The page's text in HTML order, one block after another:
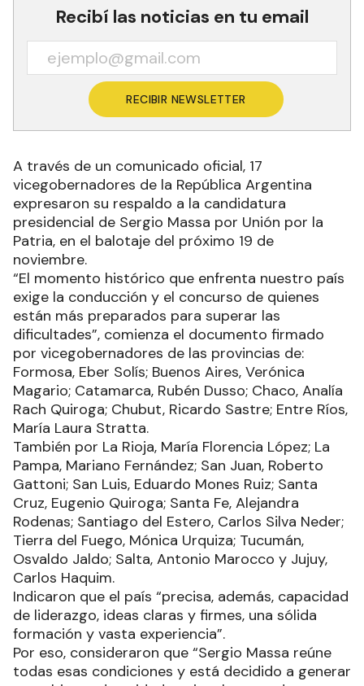
Recibí las noticias en tu email
RECIBIR NEWSLETTER
A través de un comunicado oficial, 17
vicegobernadores de la República Argentina
expresaron su respaldo a la candidatura
presidencial de Sergio Massa por Unión por la
Patria, en el balotaje del próximo 19 de
noviembre.
“El momento histórico que enfrenta nuestro país
exige la conducción y el concurso de quienes
están más preparados para superar las
dificultades”, comienza el documento firmado
por vicegobernadores de las provincias de:
Formosa, Eber Solís; Buenos Aires, Verónica
Magario; Catamarca, Rubén Dusso; Chaco, Analía
Rach Quiroga; Chubut, Ricardo Sastre; Entre Ríos,
María Laura Stratta.
También por La Rioja, María Florencia López; La
Pampa, Mariano Fernández; San Juan, Roberto
Gattoni; San Luis, Eduardo Mones Ruiz; Santa
Cruz, Eugenio Quiroga; Santa Fe, Alejandra
Rodenas; Santiago del Estero, Carlos Silva Neder;
Tierra del Fuego, Mónica Urquiza; Tucumán,
Osvaldo Jaldo; Salta, Antonio Marocco y Jujuy,
Carlos Haquim.
Indicaron que el país “precisa, además, capacidad
de liderazgo, ideas claras y firmes, una sólida
formación y vasta experiencia”.
Por eso, consideraron que “Sergio Massa reúne
todas esas condiciones y está decidido a generar